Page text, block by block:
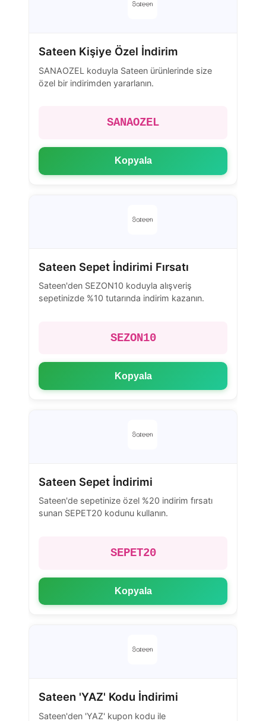
Sateen Kişiye Özel İndirim
SANAOZEL koduyla Sateen ürünlerinde size
özel bir indirimden yararlanın.
SANAOZEL
Kopyala
Sateen Sepet İndirimi Fırsatı
Sateen'den SEZON10 koduyla alışveriş
sepetinizde %10 tutarında indirim kazanın.
SEZON10
Kopyala
Sateen Sepet İndirimi
Sateen'de sepetinize özel %20 indirim fırsatı
sunan SEPET20 kodunu kullanın.
SEPET20
Kopyala
Sateen 'YAZ' Kodu İndirimi
Sateen'den 'YAZ' kupon kodu ile